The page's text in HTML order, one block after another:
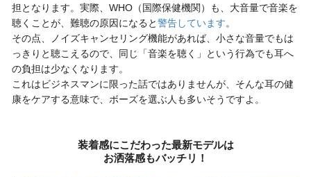
担となります。実際、WHO（国際保健機関）も、大音量で音楽を
聴くことが、難聴の原因になると警告しています。
その点、ノイズキャンセリング機能があれば、小さな音量でもは
っきりと聴こえるので、同じ「音楽を聴く」という行為でも耳へ
の負担は少なくなります。
これはビジネスマンに限った話ではありませんが、そんな耳の健
康をケアする意味で、ボーズを選ぶ人も多いそうですよ。
装着感にこだわった最新モデルは
お洒落感もバッチリ！